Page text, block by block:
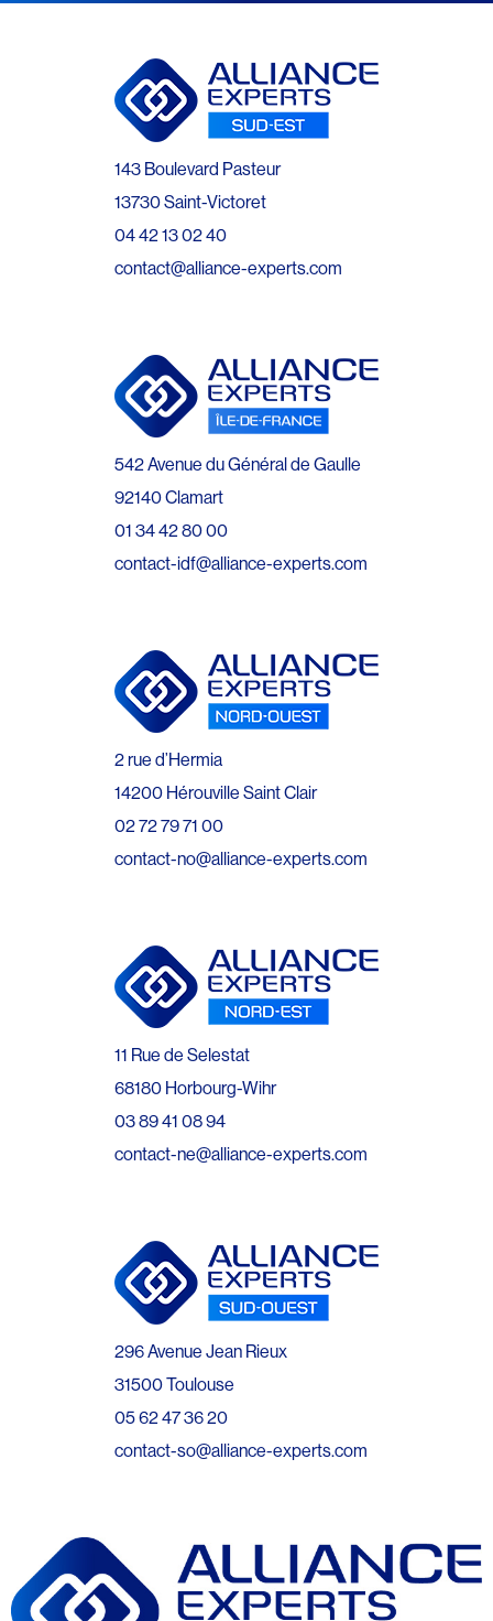
143 Boulevard Pasteur
13730 Saint-Victoret
04 42 13 02 40
contact@alliance-experts.com
542 Avenue du Général de Gaulle
92140 Clamart
01 34 42 80 00
contact-idf@alliance-experts.com
2 rue d’Hermia
14200 Hérouville Saint Clair
02 72 79 71 00
contact-no@alliance-experts.com
11 Rue de Selestat
68180 Horbourg-Wihr
03 89 41 08 94
contact-ne@alliance-experts.com
296 Avenue Jean Rieux
31500 Toulouse
05 62 47 36 20
contact-so@alliance-experts.com